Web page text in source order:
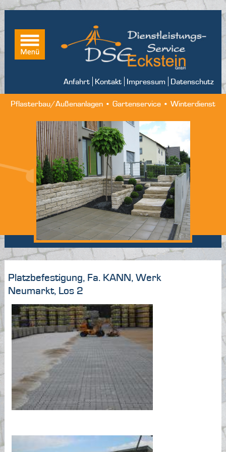
Anfahrt Kontakt Impressum Datenschutz
Pflasterbau/Außenanlagen • Gartenservice • Winterdienst
Platzbefestigung, Fa. KANN, Werk
Neumarkt, Los 2